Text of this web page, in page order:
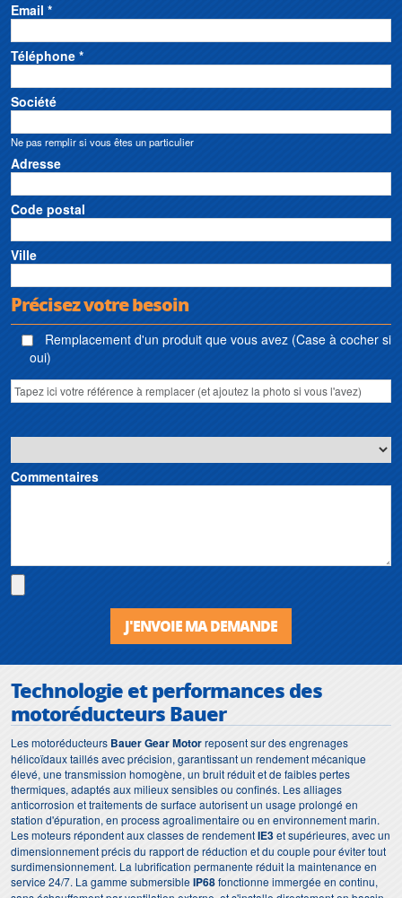
Email *
Téléphone *
Société
Ne pas remplir si vous êtes un particulier
Adresse
Code postal
Ville
Précisez votre besoin
Remplacement d'un produit que vous avez (Case à cocher si
oui)
Commentaires
J'ENVOIE MA DEMANDE
Technologie et performances des
motoréducteurs Bauer
Les motoréducteurs Bauer Gear Motorreposent sur des engrenages
hélicoïdaux taillés avec précision, garantissant un rendement mécanique
élevé, une transmission homogène, un bruit réduit et de faibles pertes
thermiques, adaptés aux milieux sensibles ou confinés. Les alliages
anticorrosion et traitements de surface autorisent un usage prolongé en
station d'épuration, en process agroalimentaire ou en environnement marin.
Les moteurs répondent aux classes de rendementIE3et supérieures, avec un
dimensionnement précis du rapport de réduction et du couple pour éviter tout
surdimensionnement. La lubrification permanente réduit la maintenance en
service 24/7. La gamme submersibleIP68fonctionne immergée en continu,